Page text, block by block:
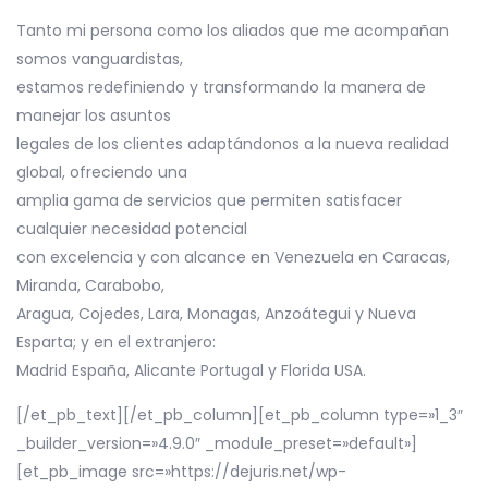
Tanto mi persona como los aliados que me acompañan
somos vanguardistas,
estamos redefiniendo y transformando la manera de
manejar los asuntos
legales de los clientes adaptándonos a la nueva realidad
global, ofreciendo una
amplia gama de servicios que permiten satisfacer
cualquier necesidad potencial
con excelencia y con alcance en Venezuela en Caracas,
Miranda, Carabobo,
Aragua, Cojedes, Lara, Monagas, Anzoátegui y Nueva
Esparta; y en el extranjero:
Madrid España, Alicante Portugal y Florida USA.
[/et_pb_text][/et_pb_column][et_pb_column type=»1_3″
_builder_version=»4.9.0″ _module_preset=»default»]
[et_pb_image src=»https://dejuris.net/wp-